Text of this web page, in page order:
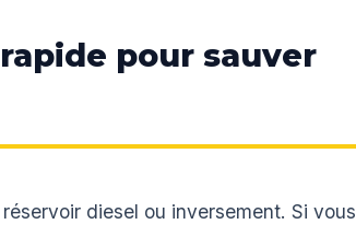
pour sauver
diesel ou inversement. Si vous